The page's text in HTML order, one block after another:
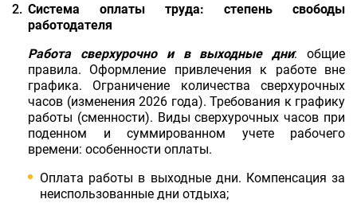
Система оплаты труда: степень свободы
работодателя
Работа сверхурочно и в выходные дни: общие
правила. Оформление привлечения к работе вне
графика. Ограничение количества сверхурочных
часов (изменения 2026 года). Требования к графику
работы (сменности). Виды сверхурочных часов при
поденном и суммированном учете рабочего
времени: особенности оплаты.
Оплата работы в выходные дни. Компенсация за
неиспользованные дни отдыха;